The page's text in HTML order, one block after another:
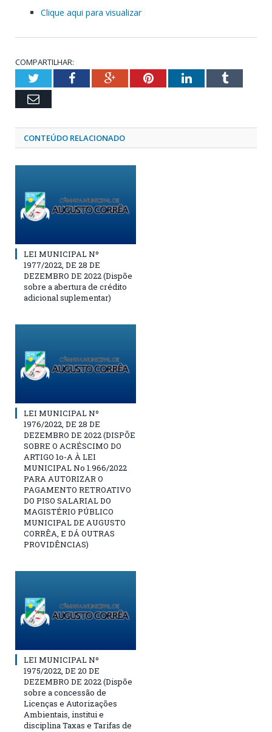
Clique aqui para visualizar
COMPARTILHAR:
TwitterFacebookGoogle+PinterestLinkedInTumblr
Email
CONTEÚDO RELACIONADO
LEI MUNICIPAL Nº
1977/2022, DE 28 DE
DEZEMBRO DE 2022 (Dispõe
sobre a abertura de crédito
adicional suplementar)
LEI MUNICIPAL Nº
1976/2022, DE 28 DE
DEZEMBRO DE 2022 (DISPÕE
SOBRE O ACRÉSCIMO DO
ARTIGO 1o-A À LEI
MUNICIPAL No 1.966/2022
PARA AUTORIZAR O
PAGAMENTO RETROATIVO
DO PISO SALARIAL DO
MAGISTÉRIO PÚBLICO
MUNICIPAL DE AUGUSTO
CORRÊA, E DÁ OUTRAS
PROVIDÊNCIAS)
LEI MUNICIPAL Nº
1975/2022, DE 20 DE
DEZEMBRO DE 2022 (Dispõe
sobre a concessão de
Licenças e Autorizações
Ambientais, institui e
disciplina Taxas e Tarifas de